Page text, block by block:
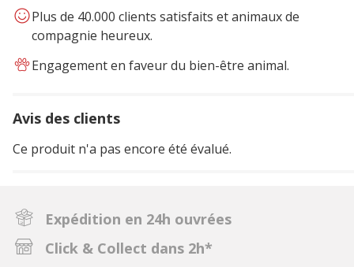
Plus de 40.000 clients satisfaits et animaux de
compagnie heureux.
Engagement en faveur du bien-être animal.
Avis des clients
Ce produit n'a pas encore été évalué.
Expédition en 24h ouvrées
Click & Collect dans 2h*